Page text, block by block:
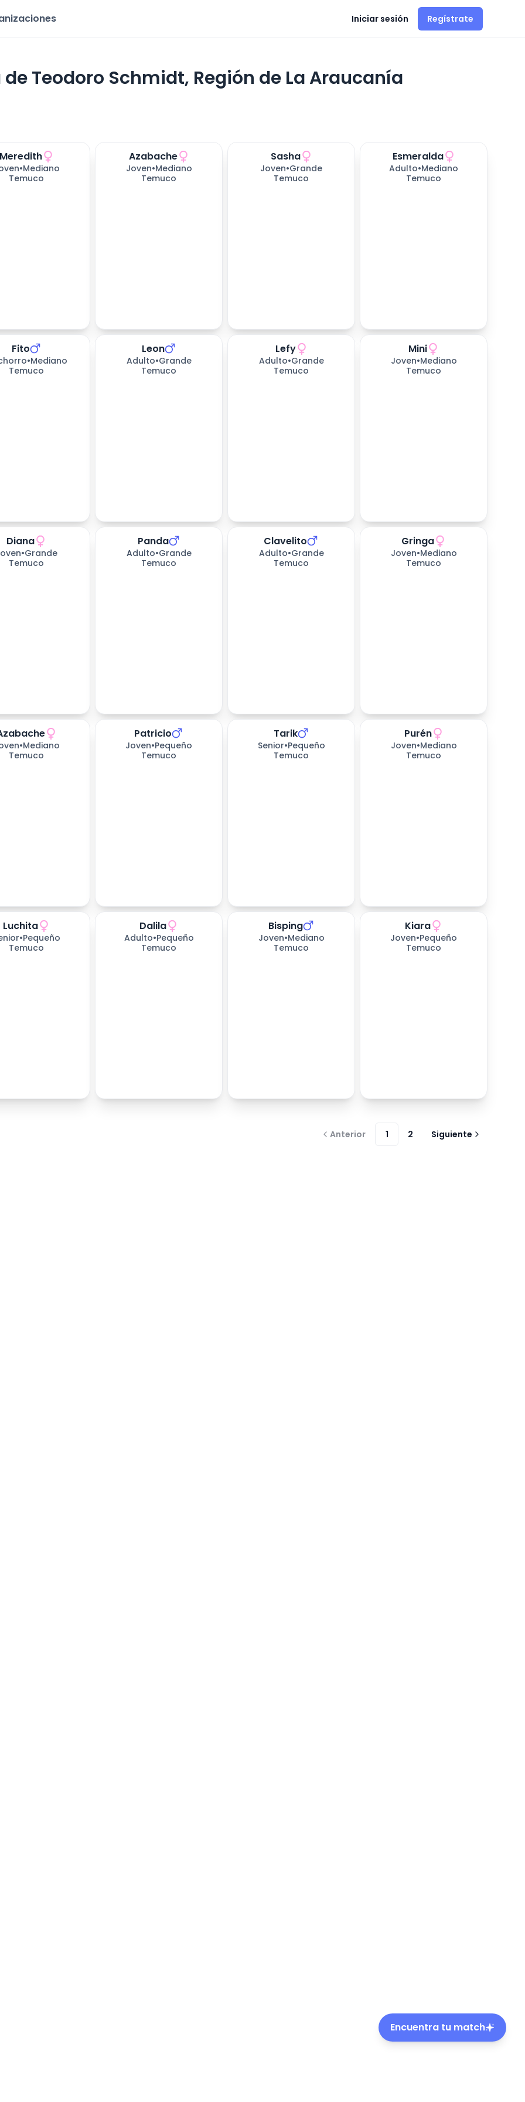
Iniciar sesión Regístrate
Teodoro Schmidt, Región de La Araucanía
Meredith
•Mediano
Temuco
días esperando
Azabache
Joven•Mediano
Temuco
Sasha
Joven•Grande
Temuco
Esmeralda
Adulto•Mediano
Temuco
Fito
•Mediano
Temuco
Leon
Adulto•Grande
Temuco
Lefy
Adulto•Grande
Temuco
Mini
Joven•Mediano
Temuco
Diana
•Grande
Temuco
Panda
Adulto•Grande
Temuco
Clavelito
Adulto•Grande
Temuco
Gringa
Joven•Mediano
Temuco
•Mediano
Temuco
Patricio
Joven•Pequeño
Temuco
días esperando
Tarik
Senior•Pequeño
Temuco
días esperando
Purén
Joven•Mediano
Temuco
esperando
Luchita
•Pequeño
Temuco
días esperando
Dalila
Adulto•Pequeño
Temuco
días esperando
Bisping
Joven•Mediano
Temuco
días esperando
Kiara
Joven•Pequeño
Temuco
Anterior 1 2 Siguiente
Encuentra tu match